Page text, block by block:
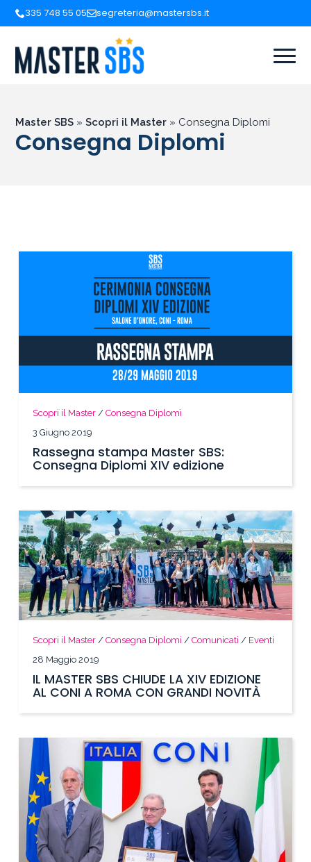
335 748 55 05 segreteria@mastersbs.it
Master SBS » Scopri il Master » Consegna Diplomi
Consegna Diplomi
Scopri il Master /Consegna Diplomi
3 Giugno 2019
Rassegna stampa Master SBS:
Consegna Diplomi XIV edizione
Scopri il Master /Consegna Diplomi /Comunicati / Eventi
28 Maggio 2019
IL MASTER SBS CHIUDE LA XIV EDIZIONE
AL CONI A ROMA CON GRANDI NOVITÀ